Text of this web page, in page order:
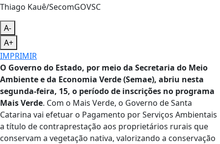
Thiago Kauê/SecomGOVSC
A-
A+
IMPRIMIR
O Governo do Estado, por meio da Secretaria do Meio
Ambiente e da Economia Verde (Semae), abriu nesta
segunda-feira, 15, o período de inscrições no programa
Mais Verde. Com o Mais Verde, o Governo de Santa
Catarina vai efetuar o Pagamento por Serviços Ambientais
a título de contraprestação aos proprietários rurais que
conservam a vegetação nativa, valorizando a conservação